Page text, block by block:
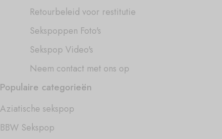
Retourbeleid voor restitutie
Sekspoppen Foto's
Sekspop Video's
Neem contact met ons op
Populaire categorieën
Aziatische sekspop
BBW Sekspop